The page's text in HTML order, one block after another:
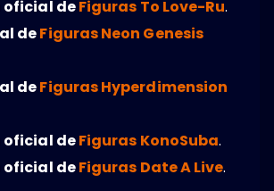
oficial deFiguras To Love-Ru.
deFiguras Neon Genesis
deFiguras Hyperdimension
oficial deFiguras KonoSuba.
oficial deFiguras Date A Live.